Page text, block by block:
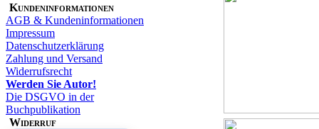
Kundeninformationen
AGB & Kundeninformationen
Impressum
Datenschutzerklärung
Zahlung und Versand
Widerrufsrecht
Werden Sie Autor!
Die DSGVO in der
Buchpublikation
Widerruf